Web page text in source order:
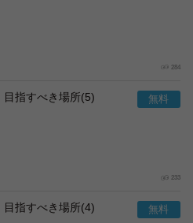
284
指すべき場所(5)
233
指すべき場所(4)